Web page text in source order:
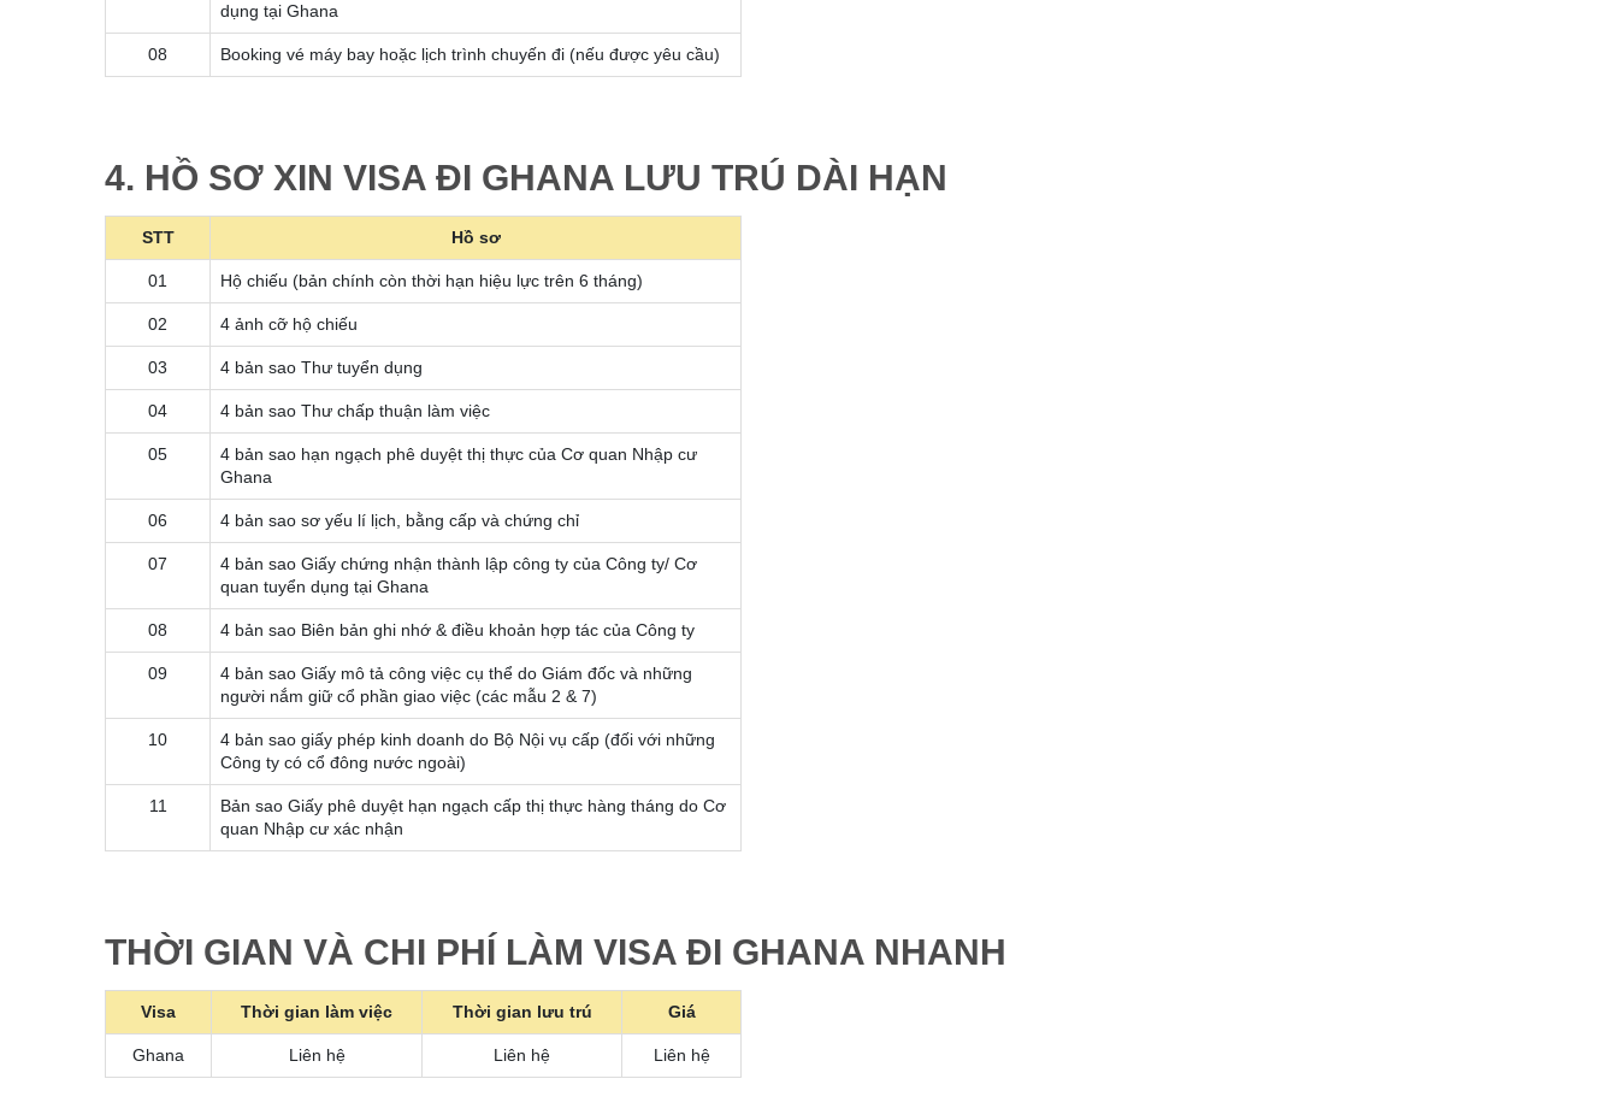
dụng tại Ghana
08 Booking vé máy bay hoặc lịch trình chuyến đi (nếu được yêu cầu)
4. HỒ SƠ XIN VISA ĐI GHANA LƯU TRÚ DÀI HẠN
STT Hồ sơ
01 Hộ chiếu (bản chính còn thời hạn hiệu lực trên 6 tháng)
02 4 ảnh cỡ hộ chiếu
03 4 bản sao Thư tuyển dụng
04 4 bản sao Thư chấp thuận làm việc
05
4 bản sao hạn ngạch phê duyệt thị thực của Cơ quan Nhập cư
Ghana
06 4 bản sao sơ yếu lí lịch, bằng cấp và chứng chỉ
07
4 bản sao Giấy chứng nhận thành lập công ty của Công ty/ Cơ
quan tuyển dụng tại Ghana
08 4 bản sao Biên bản ghi nhớ & điều khoản hợp tác của Công ty
09
4 bản sao Giấy mô tả công việc cụ thể do Giám đốc và những
người nắm giữ cổ phần giao việc (các mẫu 2 & 7)
10
4 bản sao giấy phép kinh doanh do Bộ Nội vụ cấp (đối với những
Công ty có cổ đông nước ngoài)
11
Bản sao Giấy phê duyệt hạn ngạch cấp thị thực hàng tháng do Cơ
quan Nhập cư xác nhận
THỜI GIAN VÀ CHI PHÍ LÀM VISA ĐI GHANA NHANH
Visa Thời gian làm việc Thời gian lưu trú Giá
Ghana Liên hệ Liên hệ Liên hệ